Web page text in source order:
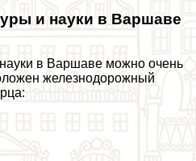
и науки в Варшаве
в Варшаве можно очень
железнодорожный